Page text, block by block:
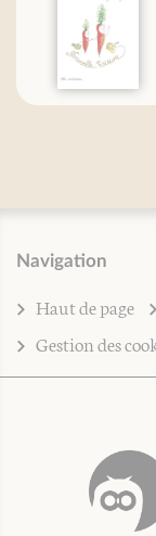
Navigation
Haut de page
Gestion des